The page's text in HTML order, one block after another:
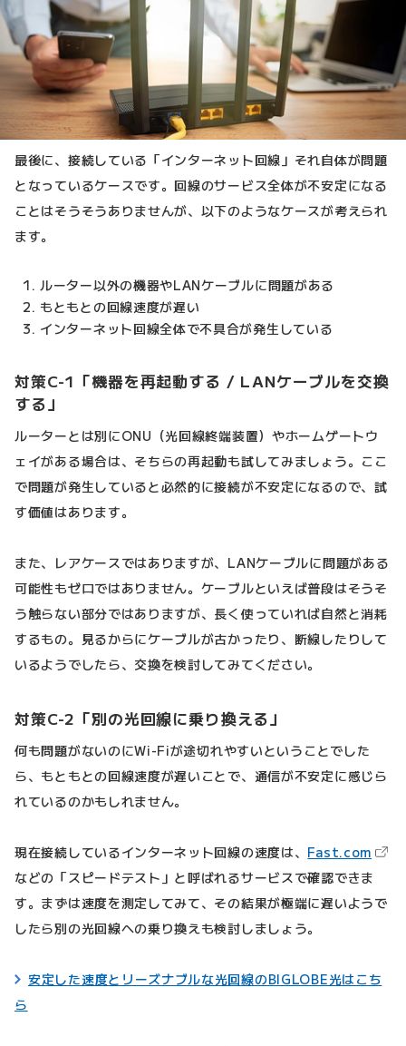
最後に、接続している「インターネット回線」それ自体が問題
となっているケースです。回線のサービス全体が不安定になる
ことはそうそうありませんが、以下のようなケースが考えられ
ます。
ルーター以外の機器やLANケーブルに問題がある
もともとの回線速度が遅い
インターネット回線全体で不具合が発生している
対策C-1「機器を再起動する / LANケーブルを交換
する」
ルーターとは別にONU（光回線終端装置）やホームゲートウ
ェイがある場合は、そちらの再起動も試してみましょう。ここ
で問題が発生していると必然的に接続が不安定になるので、試
す価値はあります。
また、レアケースではありますが、LANケーブルに問題がある
可能性もゼロではありません。ケーブルといえば普段はそうそ
う触らない部分ではありますが、長く使っていれば自然と消耗
するもの。見るからにケーブルが古かったり、断線したりして
いるようでしたら、交換を検討してみてください。
対策C-2「別の光回線に乗り換える」
何も問題がないのにWi-Fiが途切れやすいということでした
ら、もともとの回線速度が遅いことで、通信が不安定に感じら
れているのかもしれません。
現在接続しているインターネット回線の速度は、 Fast.com （新
などの「スピードテスト」と呼ばれるサービスで確認できま
す。まずは速度を測定してみて、その結果が極端に遅いようで
したら別の光回線への乗り換えも検討しましょう。
安定した速度とリーズナブルな光回線のBIGLOBE光はこち
ら